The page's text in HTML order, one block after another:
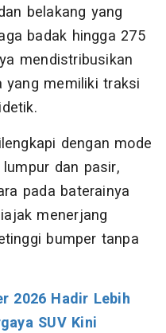
belakang yang
badak hingga 275
mendistribusikan
memiliki traksi
dengan mode
dan pasir,
pada baterainya
menerjang
bumper tanpa
2026 Hadir Lebih
SUV Kini